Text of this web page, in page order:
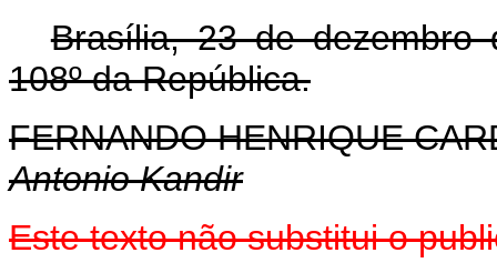
Brasília, 23 de dezembro
108º da República.
FERNANDO HENRIQUE
Antonio Kandir
Este texto não substitui o